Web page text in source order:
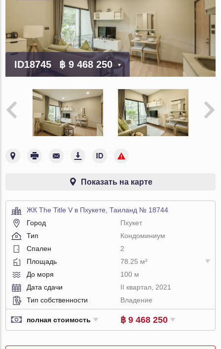
ID18745 ฿ 9 468 250
Показать на карте
ЖК The Title V в Пхукете, Таиланд № 18744
Город
Пхукет
Тип
Кондоминиум
Спален
2
Площадь
78.25 м²
До моря
100 м
Дата сдачи
II квартал, 2021
Тип собственности
Владение
полная стоимость ฿ 9 468 250